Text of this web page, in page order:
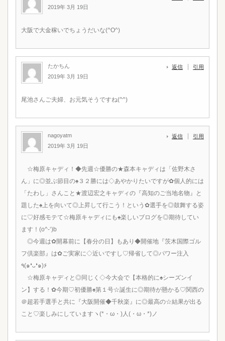
2019年 3月 19日
大阪で大金稼いでちょうだいな(^O^)
たかちん
2019年 3月 19日
返信 引用
尾池さんご夫婦、お元気そうですね(^^)
nagoyatm
2019年 3月 19日
返信 引用
☆梅原キャディ！◆先週☆優勝の★森本キャディは「佐野木さ
ん」に◎並ぶ節目の♠３２勝には◇あやかりたいですが✿個人的には
「たわし」さんこと★渡辺宏之キャディの『高知のご当地名物』と
題した♠上を向いて◎上昇して行こう！という✿選手を◎鼓舞する姿
に♡好感モテて☆梅原キャディにも♠楽しいブログを◎期待してい
ます！(o^-‘)b
◎今週は✿開幕前に【春分の日】もあり◆開催地『茨木国際ゴル
フ倶楽部』は✿ご実家に◇近いですし♡帰省して◎パワー注入
٩(๑❛ᴗ❛๑)۶
☆梅原キャディと◎同じく◇今大会で【本格的に♠シーズンイ
ン】する！✿今期♡初優勝♠第１号☆誕生に◎期待が懸かる♡関西の
＠超若手選手と共に『大阪開催◆千秋楽』に◎最高の☆結果が出る
こと♡楽しみにしていますヽ(*・ω・)人(・ω・*)ノ